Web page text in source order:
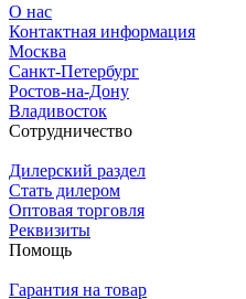
О нас
Контактная информация
Москва
Санкт-Петербург
Ростов-на-Дону
Владивосток
Сотрудничество
Дилерский раздел
Стать дилером
Оптовая торговля
Реквизиты
Помощь
Гарантия на товар